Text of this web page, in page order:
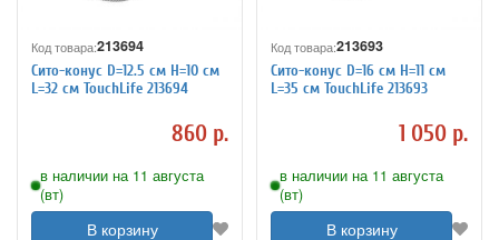
Код товара:213694
Сито-конус D=12.5 см H=10 см
L=32 см TouchLife 213694
860 р.
в наличии на 11 августа
(вт)
В корзину
Код товара:213693
Сито-конус D=16 см H=11 см
L=35 см TouchLife 213693
1 050 р.
в наличии на 11 августа
(вт)
В корзину